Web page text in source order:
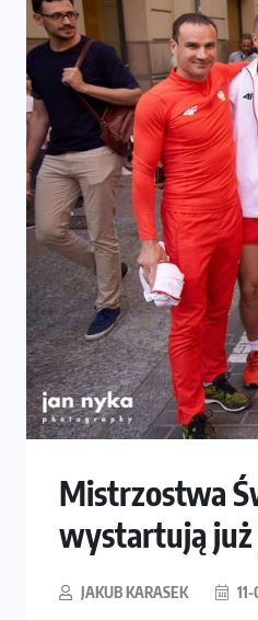
Mistrzostwa
wystartują
JAKUB KARASEK